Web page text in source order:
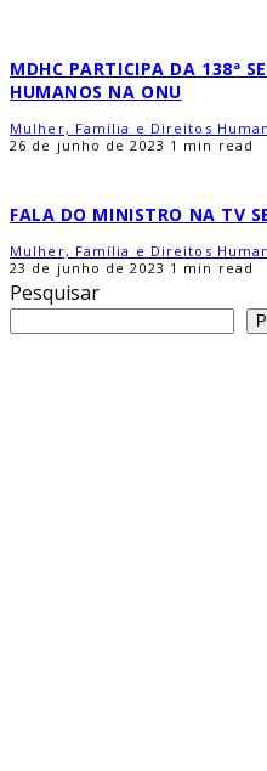
MDHC PARTICIPA DA 138ª
HUMANOS NA ONU
Mulher, Família e Direitos
26 de junho de 2023 1 min read
FALA DO MINISTRO NA TV
Mulher, Família e Direitos
23 de junho de 2023 1 min read
Pesquisar